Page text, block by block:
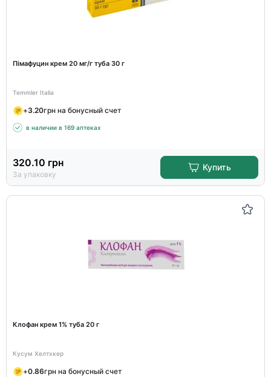
Пімафуцин крем 20 мг/г туба 30 г
Temmler Italia
+3.20грн на бонусный счет
в наличии в 169 аптеках
320.10 грн
За упаковку
Купить
Клофан крем 1% туба 20 г
Кусум Хелтхкер
+0.86грн на бонусный счет